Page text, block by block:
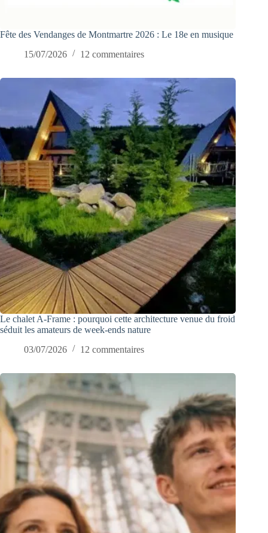
Fête des Vendanges de Montmartre 2026 : Le 18e en musique
15/07/2026
12 commentaires
Le chalet A-Frame : pourquoi cette architecture venue du froid
séduit les amateurs de week-ends nature
03/07/2026
12 commentaires